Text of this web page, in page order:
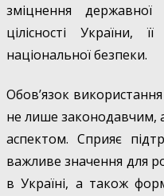
зміцнення державної
цілісності України,
національної безпеки.
Обов’язок
не лише законодавчим,
аспектом. Сприяє
важливе значення для
в Україні, а також